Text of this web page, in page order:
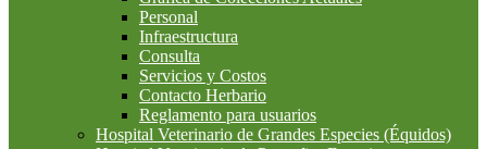
Personal
Infraestructura
Consulta
Servicios y Costos
Contacto Herbario
Reglamento para usuarios
Hospital Veterinario de Grandes Especies (Équidos)